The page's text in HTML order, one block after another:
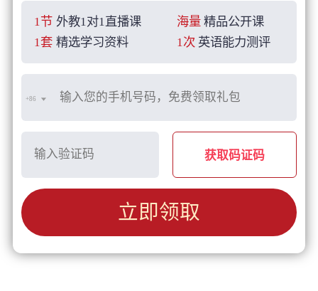
1节 外教1对1直播课 海量 精品公开课
1套 精选学习资料 1次 英语能力测评
+86
获取码证码
立即领取